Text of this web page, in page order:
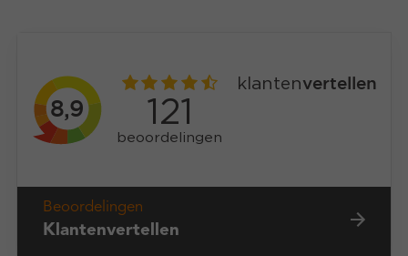
Beoordelingen
Klantenvertellen